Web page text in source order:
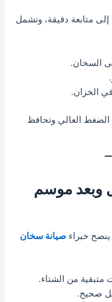
إلى متابعة دقيقة، وتشمل
السخان.
الخزان.
الضغط العالي وتحافظ
وبعد موسم
خبراءصيانة سخان
متبقية من الشتاء.
صحيح.